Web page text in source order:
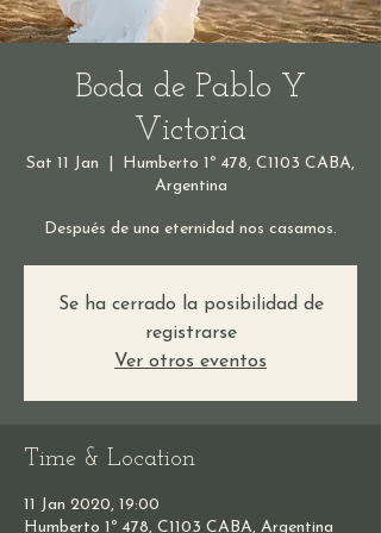
Boda de Pablo Y
Victoria
Sat 11 Jan
Humberto 1º 478, C1103 CABA,
Argentina
Después de una eternidad nos casamos.
Se ha cerrado la posibilidad de
registrarse
Ver otros eventos
Time & Location
11 Jan 2020, 19:00
Humberto 1º 478, C1103 CABA, Argentina